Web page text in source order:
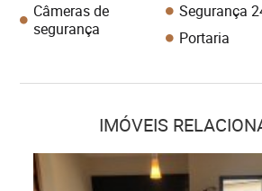
Câmeras de
segurança
Segurança
Portaria
IMÓVEIS